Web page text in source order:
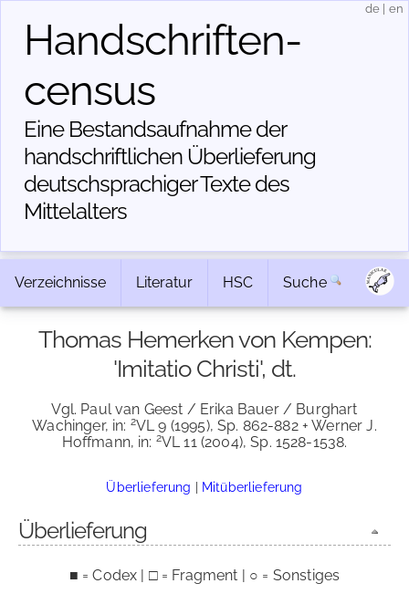
Handschriften­
census
Eine Bestandsaufnahme der
handschriftlichen Über­lieferung
deutschsprachiger Texte des
Mittelalters
de en
Verzeichnisse Literatur HSC Suche
Thomas Hemerken von Kempen:
'Imitatio Christi', dt.
Vgl. Paul van Geest / Erika Bauer / Burghart
Wachinger, in: 2VL 9 (1995), Sp. 862-882 + Werner J.
Hoffmann, in: 2VL 11 (2004), Sp. 1528-1538.
Überlieferung | Mitüberlieferung
Überlieferung
■ = Codex | □ = Fragment | ○ = Sonstiges